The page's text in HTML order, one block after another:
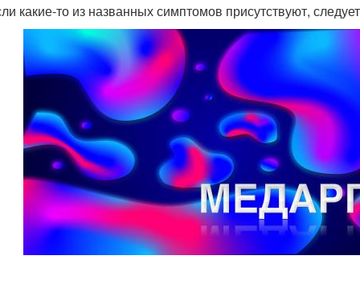
какие-то из названных симптомов присутствуют,